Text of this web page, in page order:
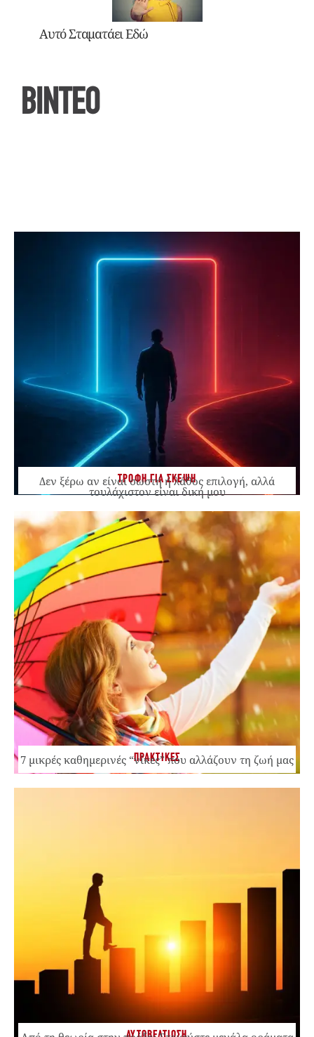
Αυτό Σταματάει Εδώ
ΒΙΝΤΕΟ
ΤΡΟΦΗ ΓΙΑ ΣΚΕΨΗ
Δεν ξέρω αν είναι σωστή ή λάθος επιλογή, αλλά
τουλάχιστον είναι δική μου
ΠΡΑΚΤΙΚΕΣ
7 μικρές καθημερινές “νίκες” που αλλάζουν τη ζωή μας